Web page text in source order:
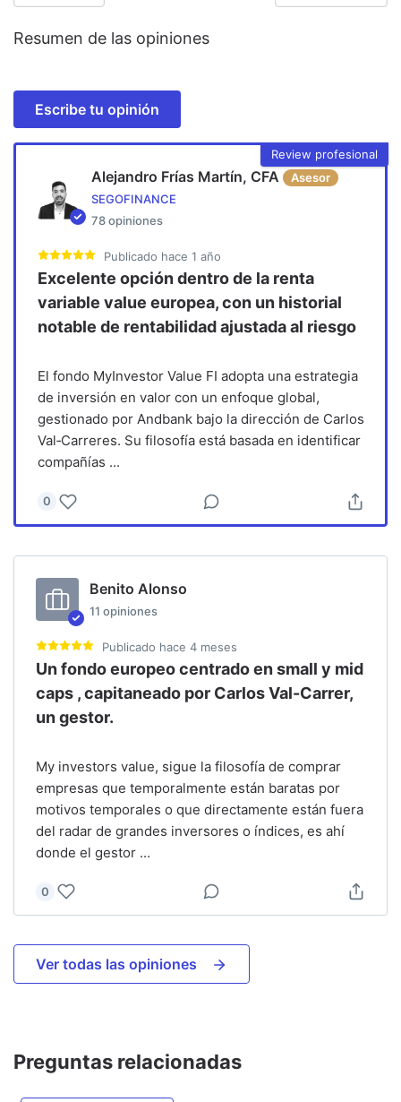
Resumen de las opiniones
Escribe tu opinión
Review profesional
Alejandro Frías Martín, CFA
Asesor
SEGOFINANCE
78 opiniones
Publicado hace 1 año
Excelente opción dentro de la renta
variable value europea, con un historial
notable de rentabilidad ajustada al riesgo
El fondo MyInvestor Value FI adopta una estrategia
de inversión en valor con un enfoque global,
gestionado por Andbank bajo la dirección de Carlos
Val‑Carreres. Su filosofía está basada en identificar
compañías ...
0
Benito Alonso
11 opiniones
Publicado hace 4 meses
Un fondo europeo centrado en small y mid
caps , capitaneado por Carlos Val-Carrer,
un gestor.
My investors value, sigue la filosofía de comprar
empresas que temporalmente están baratas por
motivos temporales o que directamente están fuera
del radar de grandes inversores o índices, es ahí
donde el gestor ...
0
Ver todas las opiniones
Preguntas relacionadas